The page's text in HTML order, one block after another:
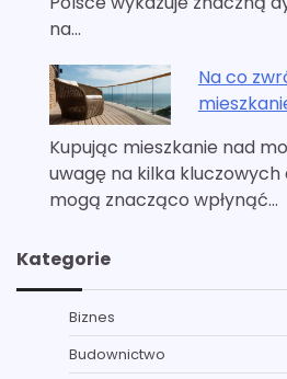
na…
Na co
Kupując mieszkanie nad
uwagę na kilka
mogą znacząco wpłynąć…
Kategorie
Biznes
Budownictwo